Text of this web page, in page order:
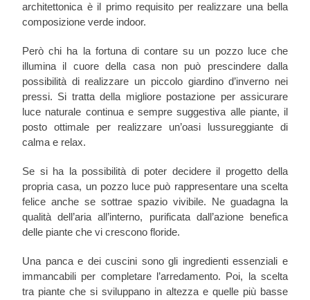
architettonica è il primo requisito per realizzare una bella
composizione verde indoor.
Però chi ha la fortuna di contare su un pozzo luce che
illumina il cuore della casa non può prescindere dalla
possibilità di realizzare un piccolo giardino d’inverno nei
pressi. Si tratta della migliore postazione per assicurare
luce naturale continua e sempre suggestiva alle piante, il
posto ottimale per realizzare un’oasi lussureggiante di
calma e relax.
Se si ha la possibilità di poter decidere il progetto della
propria casa, un pozzo luce può rappresentare una scelta
felice anche se sottrae spazio vivibile. Ne guadagna la
qualità dell’aria all’interno, purificata dall’azione benefica
delle piante che vi crescono floride.
Una panca e dei cuscini sono gli ingredienti essenziali e
immancabili per completare l’arredamento. Poi, la scelta
tra piante che si sviluppano in altezza e quelle più basse